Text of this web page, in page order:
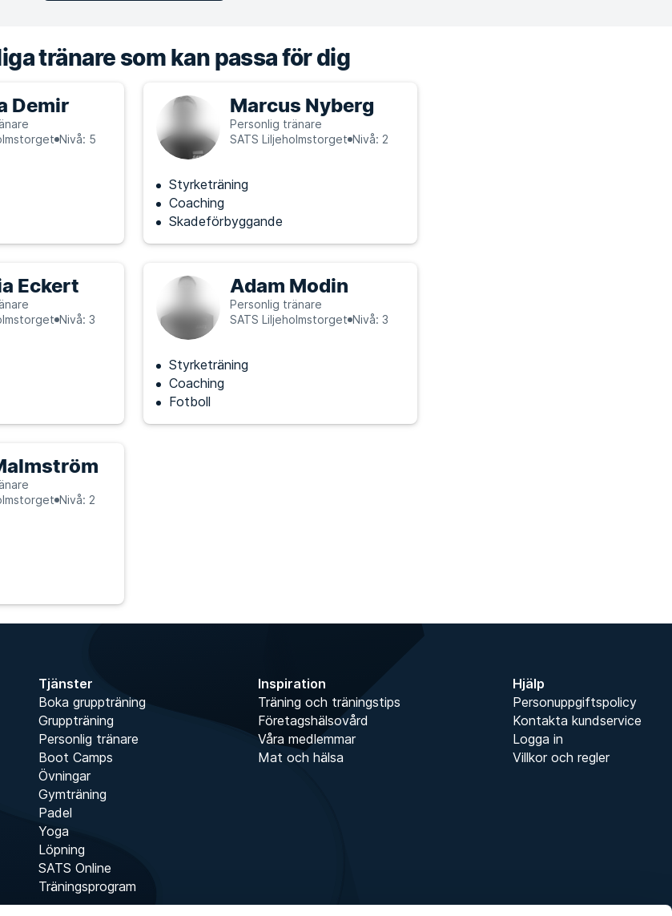
tränare som kan passa för dig
Demir
Nivå: 5
Marcus Nyberg
Personlig tränare
SATS Liljeholmstorget Nivå: 2
Styrketräning
Coaching
Skadeförbyggande
Eckert
Nivå: 3
Adam Modin
Personlig tränare
SATS Liljeholmstorget Nivå: 3
Styrketräning
Coaching
Fotboll
Nivå: 2
Tjänster
Boka gruppträning
Gruppträning
Personlig tränare
Boot Camps
Övningar
Gymträning
Padel
Yoga
Löpning
SATS Online
Träningsprogram
Inspiration
Träning och träningstips
Företagshälsovård
Våra medlemmar
Mat och hälsa
Hjälp
Personuppgiftspolicy
Kontakta kundservice
Logga in
Villkor och regler